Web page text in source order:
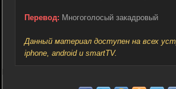
Перевод: Многоголосый закадровый
Данный материал доступен на всех
iphone, android и smartTV.